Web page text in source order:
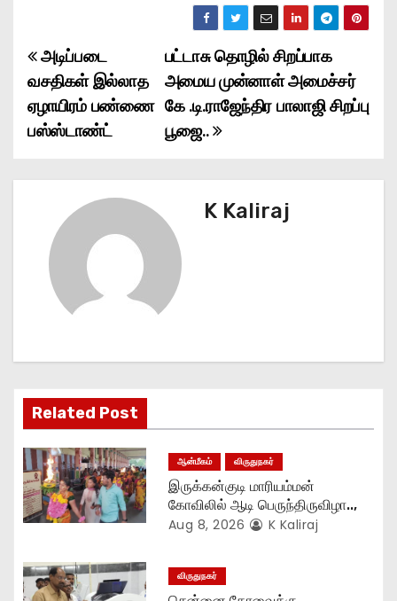
P
o
s
t
g
a
t
i
o
பட்டாசு தொழில் சிறப்பாக
அமைய முன்னாள் அமைச்சர்
கே .டி.ராஜேந்திர பாலாஜி சிறப்பு
பூஜை..
அடிப்படை
வசதிகள் இல்லாத
ஏழாயிரம் பண்ணை
பஸ்ஸ்டாண்ட்
K Kaliraj
Related Post
ஆன்மீகம் விருதுநகர்
இருக்கன்குடி மாரியம்மன்
கோவிலில் ஆடி பெருந்திருவிழா..,
Aug 8, 2026 K Kaliraj
விருதுநகர்